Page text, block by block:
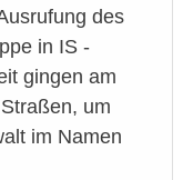
des
in IS -
gingen am
um
im Namen